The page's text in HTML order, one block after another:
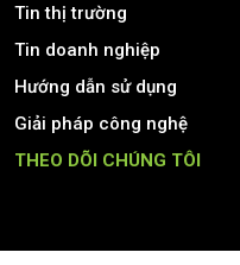
Tin thị trường
Tin doanh nghiệp
Hướng dẫn sử dụng
Giải pháp công nghệ
THEO DÕI CHÚNG TÔI